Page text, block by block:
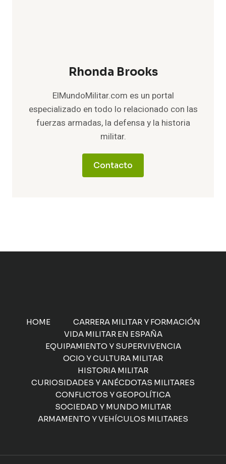
Rhonda Brooks
ElMundoMilitar.com es un portal
especializado en todo lo relacionado con las
fuerzas armadas, la defensa y la historia
militar.
Contacto
HOME
CARRERA MILITAR Y FORMACIÓN
VIDA MILITAR EN ESPAÑA
EQUIPAMIENTO Y SUPERVIVENCIA
OCIO Y CULTURA MILITAR
HISTORIA MILITAR
CURIOSIDADES Y ANÉCDOTAS MILITARES
CONFLICTOS Y GEOPOLÍTICA
SOCIEDAD Y MUNDO MILITAR
ARMAMENTO Y VEHÍCULOS MILITARES